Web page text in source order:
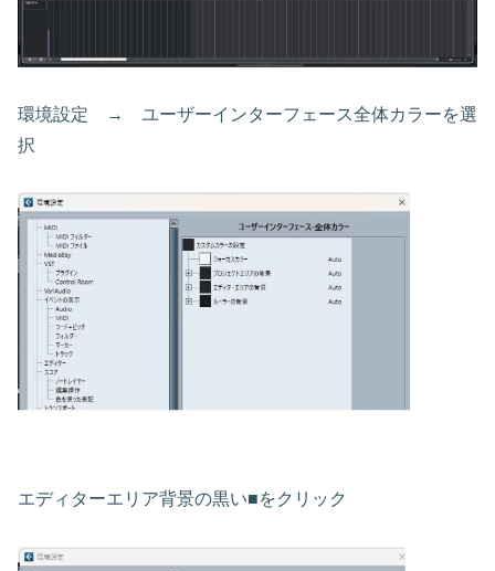
環境設定 → ユーザーインターフェース全体カラーを選
択
エディターエリア背景の黒い■をクリック